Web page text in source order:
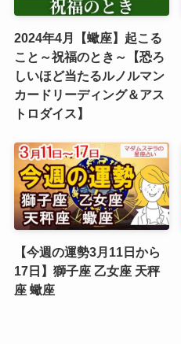
2024年4月【蠍座】起こる
こと～祝福のとき～【恐ろ
しいほど当たるルノルマン
カードリーディング＆アス
トロダイス】
【今週の運勢3月11日から
17日】獅子座 乙女座 天秤
座 蠍座